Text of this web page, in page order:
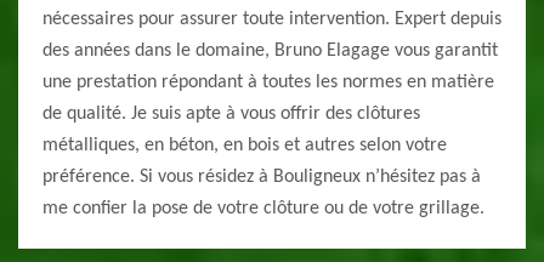
nécessaires pour assurer toute intervention. Expert depuis
des années dans le domaine, Bruno Elagage vous garantit
une prestation répondant à toutes les normes en matière
de qualité. Je suis apte à vous offrir des clôtures
métalliques, en béton, en bois et autres selon votre
préférence. Si vous résidez à Bouligneux n’hésitez pas à
me confier la pose de votre clôture ou de votre grillage.